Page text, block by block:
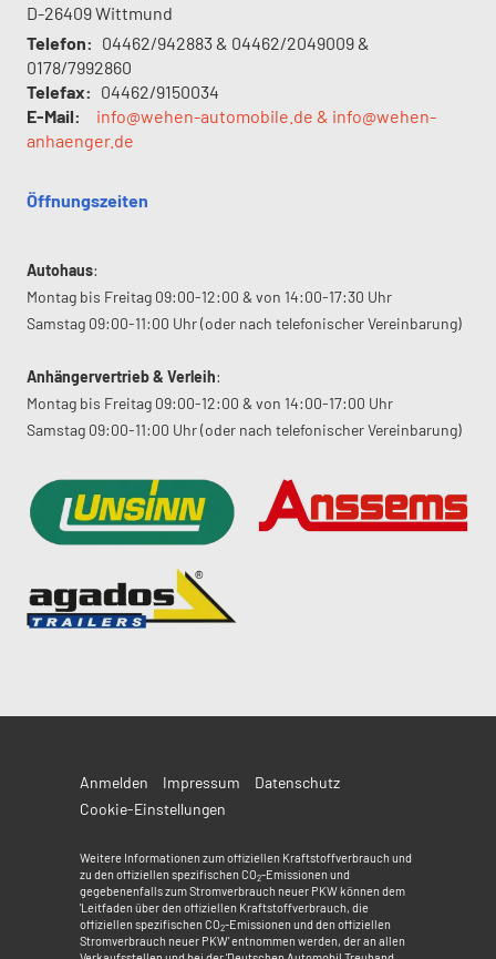
D-26409Wittmund
Telefon: 04462/942883 & 04462/2049009 &
0178/7992860
Telefax: 04462/9150034
E-Mail:
info@wehen-automobile.de & info@wehen-
anhaenger.de
Öffnungszeiten
Autohaus:
Montag bis Freitag 09:00-12:00 & von 14:00-17:30 Uhr
Samstag 09:00-11:00 Uhr (oder nach telefonischer Vereinbarung)
Anhängervertrieb & Verleih:
Montag bis Freitag 09:00-12:00 & von 14:00-17:00 Uhr
Samstag 09:00-11:00 Uhr (oder nach telefonischer Vereinbarung)
Anmelden Impressum
Datenschutz
Cookie-Einstellungen
Weitere Informationen zum offiziellen Kraftstoffverbrauch und
zu den offiziellen spezifischen CO2-Emissionen und
gegebenenfalls zum Stromverbrauch neuer PKW können dem
'Leitfaden über den offiziellen Kraftstoffverbrauch, die
offiziellen spezifischen CO2-Emissionen und den offiziellen
Stromverbrauch neuer PKW' entnommen werden, der an allen